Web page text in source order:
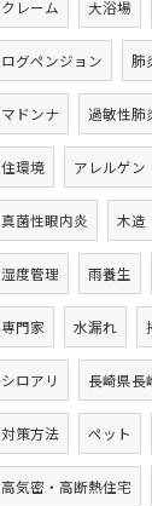
クレーム 大浴場
ログペンジョン 肺
マドンナ 過敏性肺
住環境 アレルゲン
真菌性眼内炎 木造
湿度管理 雨養生
専門家 水漏れ
シロアリ 長崎県長
対策方法 ペット
高気密・高断熱住宅